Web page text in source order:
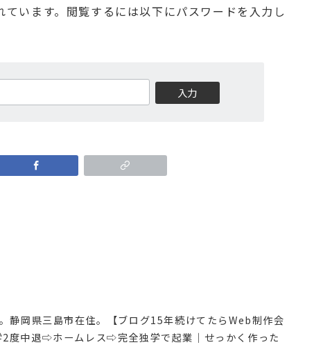
います。閲覧するには以下にパスワードを入力し
静岡県三島市在住。【ブログ15年続けてたらWeb制作会
2度中退⇨ホームレス⇨完全独学で起業｜せっかく作った